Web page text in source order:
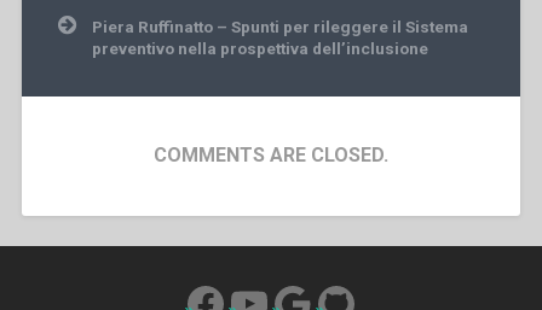
Piera Ruffinatto – Spunti per rileggere il Sistema
preventivo nella prospettiva dell’inclusione
COMMENTS ARE CLOSED.